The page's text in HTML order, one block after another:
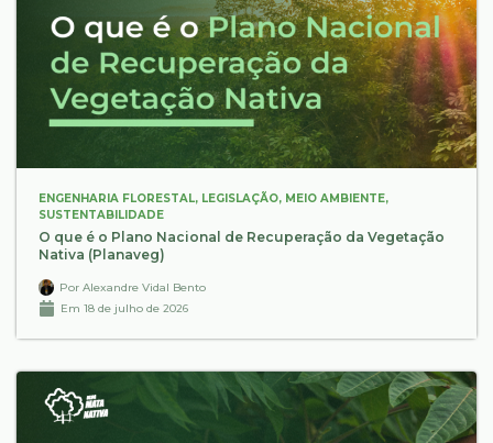
ENGENHARIA FLORESTAL, LEGISLAÇÃO, MEIO AMBIENTE,
SUSTENTABILIDADE
O que é o Plano Nacional de Recuperação da Vegetação
Nativa (Planaveg)
Por Alexandre Vidal Bento
Em 18 de julho de 2026